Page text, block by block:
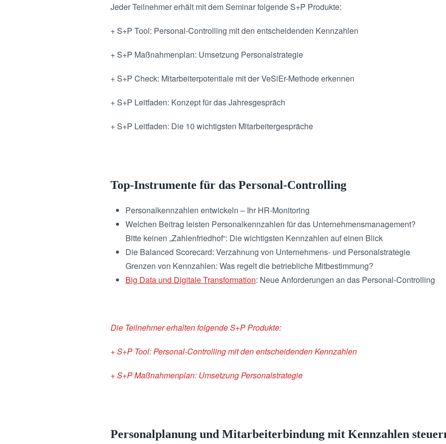
Jeder Teilnehmer erhält mit dem Seminar folgende S+P Produkte:
+ S+P Tool: Personal-Controlling mit den entscheidenden Kennzahlen
+ S+P Maßnahmenplan: Umsetzung Personalstrategie
+ S+P Check: Mitarbeiterpotentiale mit der VeSiEr-Methode erkennen
+ S+P Leitfaden: Konzept für das Jahresgespräch
+ S+P Leitfaden: Die 10 wichtigsten Mitarbeitergespräche
Top-Instrumente für das Personal-Controlling
Personalkennzahlen entwickeln – Ihr HR-Monitoring
Welchen Beitrag leisten Personalkennzahlen für das Unternehmensmanagement?
Bitte keinen „Zahlenfriedhof“: Die wichtigsten Kennzahlen auf einen Blick
Die Balanced Scorecard: Verzahnung von Unternehmens- und Personalstrategie
Grenzen von Kennzahlen: Was regelt die betriebliche Mitbestimmung?
Big Data und Digitale Transformation: Neue Anforderungen an das Personal-Controlling
Die Teilnehmer erhalten folgende S+P Produkte:
+ S+P Tool: Personal-Controlling mit den entscheidenden Kennzahlen
+ S+P Maßnahmenplan: Umsetzung Personalstrategie
Personalplanung und Mitarbeiterbindung mit Kennzahlen